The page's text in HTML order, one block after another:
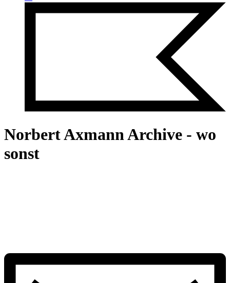
Norbert Axmann Archive - wo
sonst